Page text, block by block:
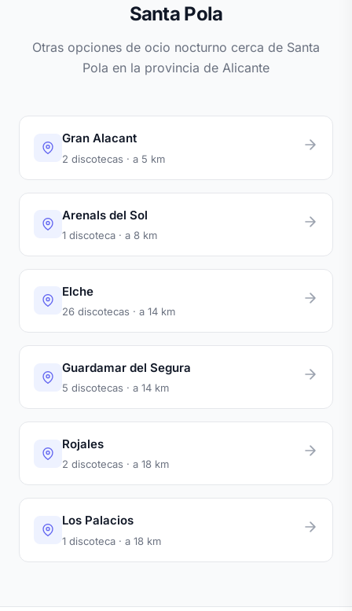
Santa Pola
Otras opciones de ocio nocturno cerca de Santa
Pola en la provincia de Alicante
Gran Alacant
2 discotecas · a 5 km
Arenals del Sol
1 discoteca · a 8 km
Elche
26 discotecas · a 14 km
Guardamar del Segura
5 discotecas · a 14 km
Rojales
2 discotecas · a 18 km
Los Palacios
1 discoteca · a 18 km